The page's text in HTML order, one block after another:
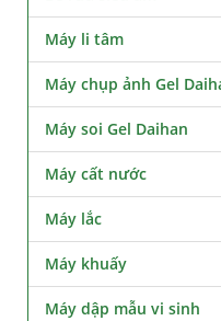
Máy li tâm
Máy chụp ảnh Gel
Máy soi Gel Daihan
Máy cất nước
Máy lắc
Máy khuấy
Máy dập mẫu vi sinh